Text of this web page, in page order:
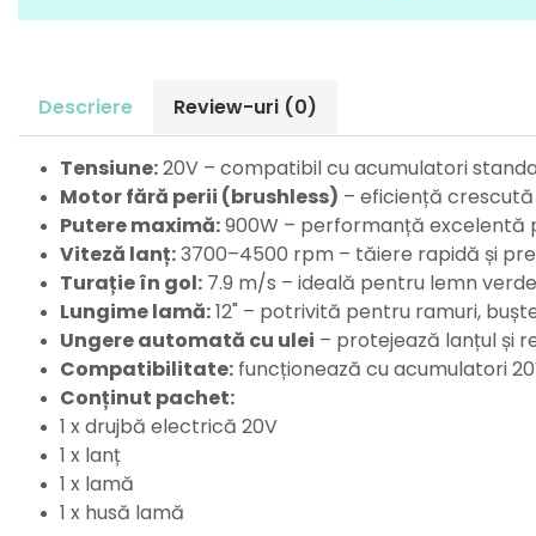
Hidrofoare
Presostate/Regulatoare de
presiune
Prelate și Folii de Protecție
Prelungitoare
Rindele electrice
Accesorii rindele
Scule electrice
Accesorii pentru polizor
Accesorii scule electrice
Compresoare aer
Fierastrau sabie
Fierăstrău circular
Flexuri
Descriere Review-uri (0)
Tensiune:20V – compatibil cu acumulatori
Motor fără perii (brushless) – eficiență
Putere maximă:900W – performanță excelentă
Viteză lanț:3700–4500 rpm – tăiere rapidă și
Turație în gol: 7.9 m/s – ideală pentru lemn
Lungime lamă:12" – potrivită pentru ramuri,
Ungere automată cu ulei – protejează lanțul și
Compatibilitate: funcționează cu acumulatori
Conținut pachet:
1 x drujbă electrică 20V
1 x lanț
1 x lamă
1 x husă lamă